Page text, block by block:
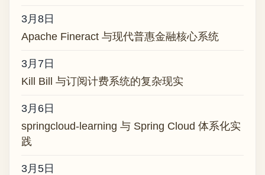
3月8日
Apache Fineract 与现代普惠金融核心系统
3月7日
Kill Bill 与订阅计费系统的复杂现实
3月6日
springcloud-learning 与 Spring Cloud 体系化实
践
3月5日